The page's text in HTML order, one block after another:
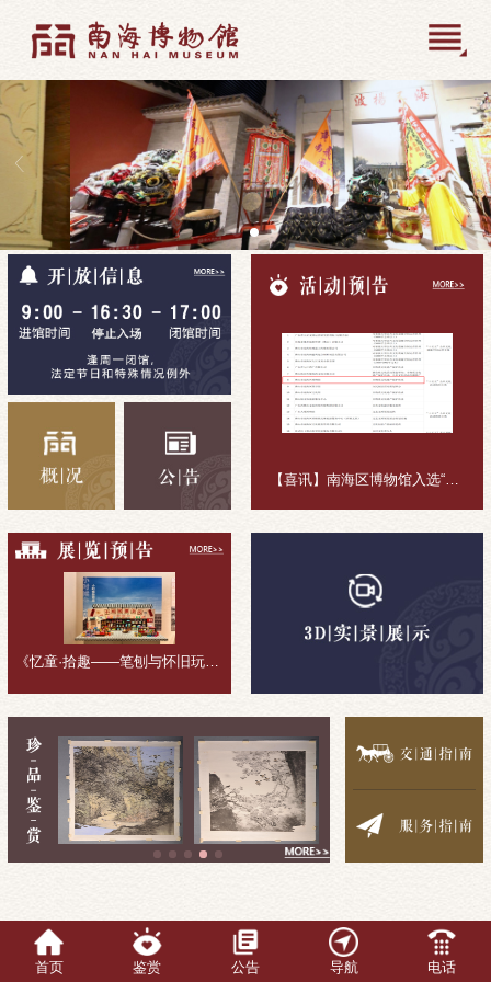
【喜讯】南海区博物馆入选“十五五”公共文化活动组织主体
《忆童·拾趣——笔刨与怀旧玩具收藏展》展览回顾
首页 鉴赏 公告 导航 电话